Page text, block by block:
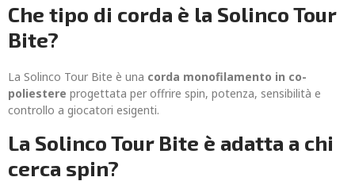
Che tipo di corda è la Solinco Tour
Bite?
La Solinco Tour Bite è una corda monofilamento in co-
poliestere progettata per offrire spin, potenza, sensibilità e
controllo a giocatori esigenti.
La Solinco Tour Bite è adatta a chi
cerca spin?